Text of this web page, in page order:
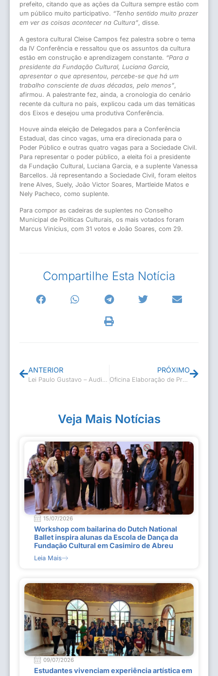
prefeito, citando que as ações da Cultura sempre estão com
um público muito participativo. “Tenho sentido muito prazer
em ver as coisas acontecer na Cultura”, disse.
A gestora cultural Cleise Campos fez palestra sobre o tema
da IV Conferência e ressaltou que os assuntos da cultura
estão em construção e aprendizagem constante. “Para a
presidente da Fundação Cultural, Luciana Garcia,
apresentar o que apresentou, percebe-se que há um
trabalho consciente de duas décadas, pelo menos”,
afirmou. A palestrante fez, ainda, a cronologia do cenário
recente da cultura no país, explicou cada um das temáticas
dos Eixos e desejou uma produtiva Conferência.
Houve ainda eleição de Delegados para a Conferência
Estadual, das cinco vagas, uma era direcionada para o
Poder Público e outras quatro vagas para a Sociedade Civil.
Para representar o poder público, a eleita foi a presidente
da Fundação Cultural, Luciana Garcia, e a suplente Vanessa
Barcellos. Já representando a Sociedade Civil, foram eleitos
Irene Alves, Suely, João Victor Soares, Martleide Matos e
Nely Pacheco, como suplente.
Para compor as cadeiras de suplentes no Conselho
Municipal de Políticas Culturais, os mais votados foram
Marcus Vinícius, com 31 votos e João Soares, com 29.
Compartilhe Esta Notícia
ANTERIOR PRÓXIMO
Oficina Elaboração de Projetos
Veja Mais Notícias
15/07/2026
Workshop com bailarina do Dutch National
Ballet inspira alunas da Escola de Dança da
Fundação Cultural em Casimiro de Abreu
Leia Mais
09/07/2026
Estudantes vivenciam experiência artística em